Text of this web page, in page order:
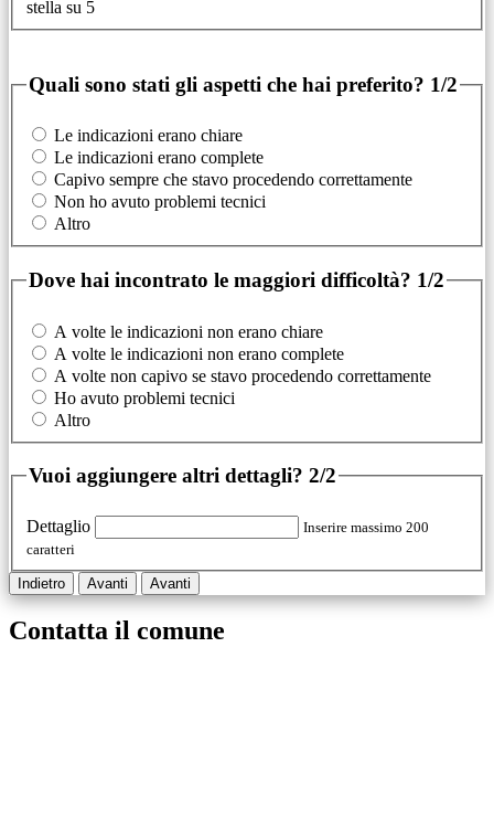
stella su 5
Quali sono stati gli aspetti che hai preferito? 1/2
Le indicazioni erano chiare
Le indicazioni erano complete
Capivo sempre che stavo procedendo correttamente
Non ho avuto problemi tecnici
Altro
Dove hai incontrato le maggiori difficoltà? 1/2
A volte le indicazioni non erano chiare
A volte le indicazioni non erano complete
A volte non capivo se stavo procedendo correttamente
Ho avuto problemi tecnici
Altro
Vuoi aggiungere altri dettagli? 2/2
Dettaglio
Inserire massimo 200
caratteri
Indietro Avanti Avanti
Contatta il comune